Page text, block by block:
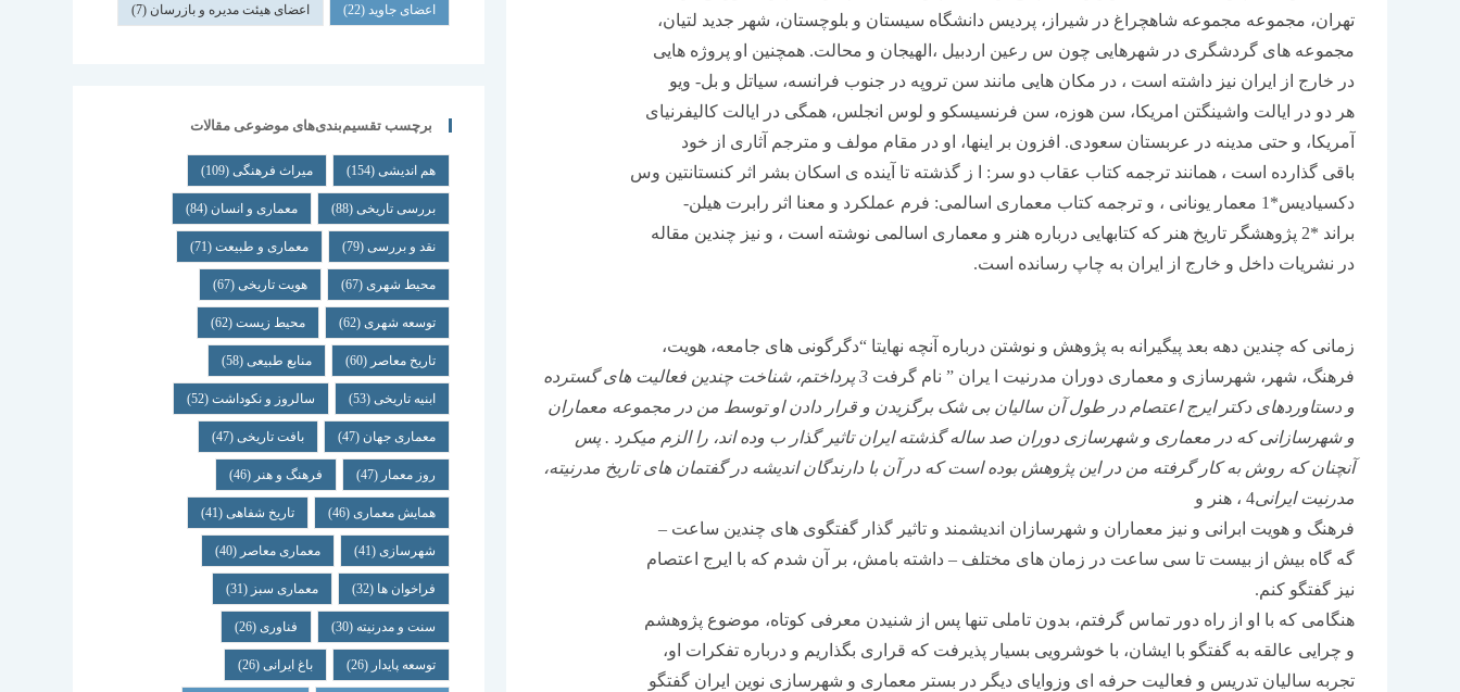
تهران، مجموعه مجموعه شاهچراغ در شیراز، پردیس دانشگاه سیستان و بلوچستان، شهر جدید لتیان،
مجموعه های گردشگری در شهرهایی چون س رعین اردبیل ،الهیجان و محالت. همچنین او پروژه هایی
در خارج از ایران نیز داشته است ، در مکان هایی مانند سن تروپه در جنوب فرانسه، سیاتل و بل- ویو
هر دو در ایالت واشینگتن امریکا، سن هوزه، سن فرنسیسکو و لوس انجلس، همگی در ایالت کالیفرنیای
آمریکا، و حتی مدینه در عربستان سعودی. افزون بر اینها، او در مقام مولف و مترجم آثاری از خود
باقی گذارده است ، همانند ترجمه کتاب عقاب دو سر: ا ز گذشته تا آینده ی اسکان بشر اثر کنستانتین وس
دکسیادیس*1 معمار یونانی ، و ترجمه کتاب معماری اسالمی: فرم عملکرد و معنا اثر رابرت هیلن-
براند *2 پژوهشگر تاریخ هنر که کتابهایی درباره هنر و معماری اسالمی نوشته است ، و نیز چندین مقاله
در نشریات داخل و خارج از ایران به چاپ رسانده است.
زمانی که چندین دهه بعد پیگیرانه به پژوهش و نوشتن درباره آنچه نهایتا “دگرگونی های جامعه، هویت،
فرهنگ، شهر، شهرسازی و معماری دوران مدرنیت ا یران ” نام گرفت
3 پرداختم، شناخت چندین فعالیت های گسترده
و دستاوردهای دکتر ایرج اعتصام در طول آن سالیان بی شک برگزیدن و قرار دادن او توسط من در مجموعه معماران
و شهرسازانی که در معماری و شهرسازی دوران صد ساله گذشته ایران تاثیر گذار ب وده اند، را الزم میکرد . پس
آنچنان که روش به کار گرفته من در این پژوهش بوده است که در آن با دارندگان اندیشه در گفتمان های تاریخ مدرنیته،
مدرنیت ایرانی4 ، هنر و
فرهنگ و هویت ابرانی و نیز معماران و شهرسازان اندیشمند و تاثیر گذار گفتگوی های چندین ساعت –
گه گاه بیش از بیست تا سی ساعت در زمان های مختلف – داشته بامش، بر آن شدم که با ایرج اعتصام
نیز گفتگو کنم.
هنگامی که با او از راه دور تماس گرفتم، بدون تاملی تنها پس از شنیدن معرفی کوتاه، موضوع پژوهشم
و چرایی عالقه به گفتگو با ایشان، با خوشرویی بسیار پذیرفت که قراری بگذاریم و درباره تفکرات او،
تجربه سالیان تدریس و فعالیت حرفه ای وزوایای دیگر در بستر معماری و شهرسازی نوین ایران گفتگو
اعضای جاوید(22) اعضای هیئت مدیره و بازرسان (7)
برچسب تقسیم‌بندی‌های موضوعی مقالات
هم اندیشی(154) میراث فرهنگی(109)
بررسی تاریخی(88) معماری و انسان (84)
نقد و بررسی(79) معماری و طبیعت(71)
محیط شهری(67) هویت تاریخی(67)
توسعه شهری(62) محیط زیست(62)
تاریخ معاصر (60) منابع طبیعی(58)
ابنیه تاریخی(53) سالروز و نکوداشت(52)
معماری جهان (47) بافت تاریخی(47)
روز معمار (47) فرهنگ و هنر (46)
همایش معماری(46) تاریخ شفاهی(41)
شهرسازی(41) معماری معاصر (40)
فراخوان ها (32) معماری سبز (31)
سنت و مدرنیته (30) فناوری(26)
توسعه پایدار (26) باغ ایرانی(26)